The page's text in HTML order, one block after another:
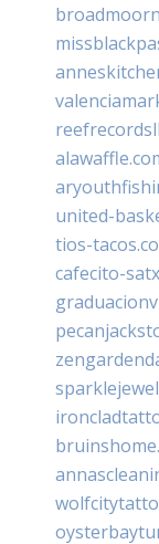
united-
tios-
cafecito-